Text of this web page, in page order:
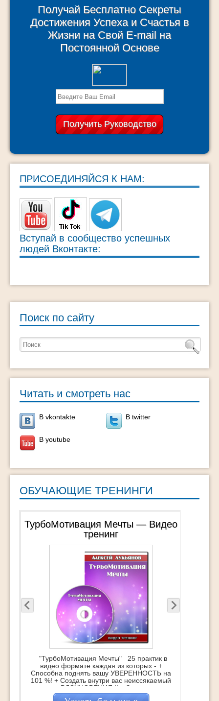
Получай Бесплатно Секреты
Достижения Успеха и Счастья в
Жизни на Свой E-mail на
Постоянной Основе
ПРИСОЕДИНЯЙСЯ К НАМ:
Вступай в сообщество успешных
людей Вконтакте:
Поиск по сайту
Читать и смотреть нас
В vkontakte В twitter
В youtube
ОБУЧАЮЩИЕ ТРЕНИНГИ
ТурбоМотивация Мечты — Видео
тренинг
"ТурбоМотивация Мечты" 25 практик в
видео формате каждая из которых - +
Способна поднять вашу УВЕРЕННОСТЬ на
101 %! + Создать внутри вас неиссякаемый
источник ВДОХНОВЕНИЯ !! + Зажечь супер-
мотивацию на достижение Мечты !!!